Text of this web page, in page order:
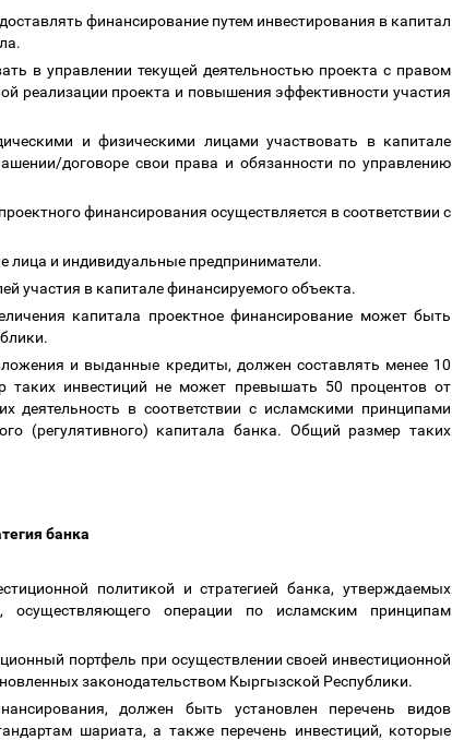
финансирование путем инвестирования в капитал
в управлении текущей деятельностью проекта с правом
реализации проекта и повышения эффективности участия
и физическими лицами участвовать в капитале
договоре свои права и обязанности по управлению
финансирования осуществляется в соответствии c
лица и индивидуальные предприниматели.
участия в капитале финансируемого объекта.
капитала проектное финансирование может быть
и выданные кредиты, должен составлять менее 10
таких инвестиций не может превышать 50 процентов от
деятельность в соответствии с исламскими принципами
(регулятивного) капитала банка. Общий размер таких
банка
политикой и стратегией банка, утверждаемых
операции по исламским принципам
портфель при осуществлении своей инвестиционной
законодательством Кыргызской Республики.
должен быть установлен перечень видов
шариата, а также перечень инвестиций, которые